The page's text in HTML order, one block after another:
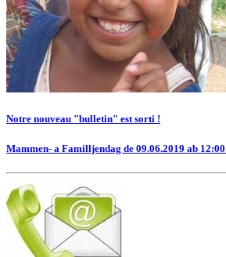
Notre nouveau "bulletin" est sorti !
Mammen- a Familljendag de 09.06.2019 ab